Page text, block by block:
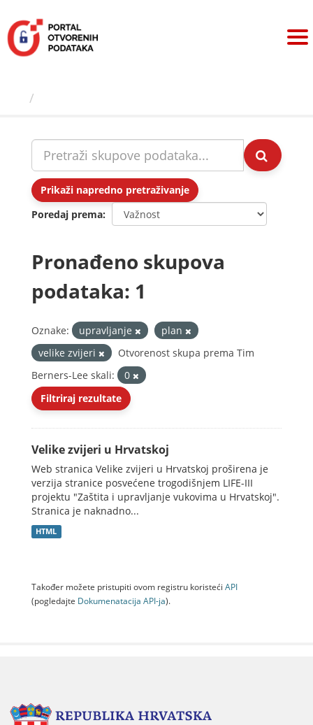
sadržaj
Prikaži napredno pretraživanje
Poredaj prema
Pronađeno skupova
podataka: 1
Oznake: upravljanje
plan
velike zvijeri
Otvorenost skupa prema Tim
Berners-Lee skali:
0
Filtriraj rezultate
Velike zvijeri u Hrvatskoj
Web stranica Velike zvijeri u Hrvatskoj proširena je
verzija stranice posvećene trogodišnjem LIFE-III
projektu "Zaštita i upravljanje vukovima u Hrvatskoj".
Stranica je naknadno...
HTML
Također možete pristupiti ovom registru koristeći API
(pogledajte Dokumenаtаcijа API-jа).